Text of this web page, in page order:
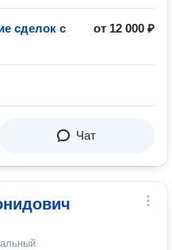
сделок с
от 12 000 ₽
Чат